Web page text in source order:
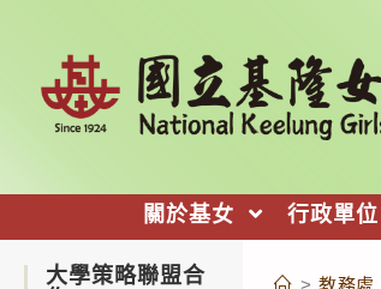
關於基女 行政單位
> 教務處
大學策略聯盟合